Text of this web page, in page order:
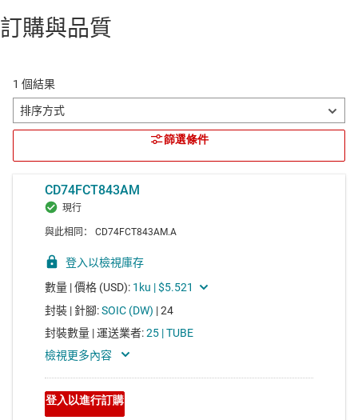
訂購與品質